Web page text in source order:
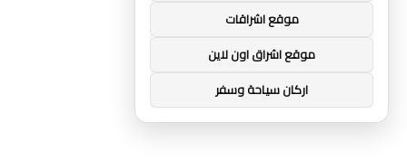
موقع اشراقات
موقع اشراق اون لاين
اركان سياحة وسفر